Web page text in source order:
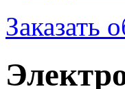
Заказать